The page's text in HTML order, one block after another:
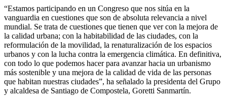
“Estamos participando en un Congreso que nos sitúa en la
vanguardia en cuestiones que son de absoluta relevancia a nivel
mundial. Se trata de cuestiones que tienen que ver con la mejora de
la calidad urbana; con la habitabilidad de las ciudades, con la
reformulación de la movilidad, la renaturalización de los espacios
urbanos y con la lucha contra la emergencia climática. En definitiva,
con todo lo que podemos hacer para avanzar hacia un urbanismo
más sostenible y una mejora de la calidad de vida de las personas
que habitan nuestras ciudades”, ha señalado la presidenta del Grupo
y alcaldesa de Santiago de Compostela, Goretti Sanmartín.